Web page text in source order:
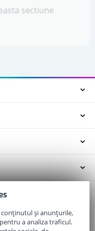
sectiune
și anunțurile,
a analiza traficul.